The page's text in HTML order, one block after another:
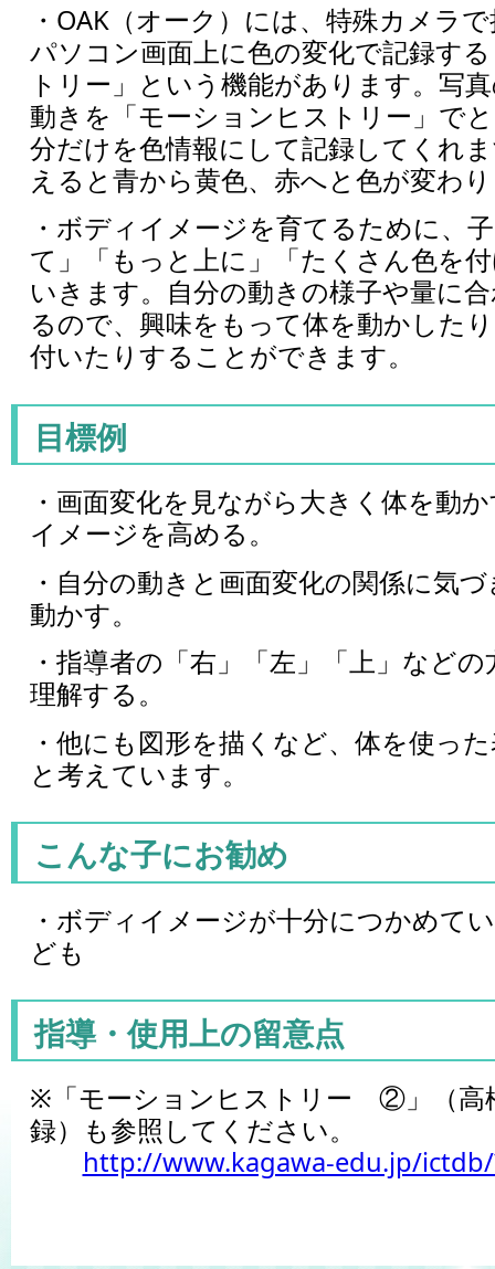
・OAK（オーク）には、特殊カメラ
パソコン画面上に色の変化で記録す
トリー」という機能があります。写
動きを「モーションヒストリー」で
分だけを色情報にして記録してくれ
えると青から黄色、赤へと色が変わ
・ボディイメージを育てるために、
て」「もっと上に」「たくさん色を
いきます。自分の動きの様子や量に
るので、興味をもって体を動かした
付いたりすることができます。
目標例
・画面変化を見ながら大きく体を動
イメージを高める。
・自分の動きと画面変化の関係に気
動かす。
・指導者の「右」「左」「上」など
理解する。
・他にも図形を描くなど、体を使っ
と考えています。
こんな子にお勧め
・ボディイメージが十分につかめて
ども
指導・使用上の留意点
※「モーションヒストリー ②」（
録）も参照してください。
http://www.kagawa-edu.jp/